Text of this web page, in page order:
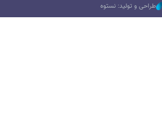
طراحی و تولید: نستوه